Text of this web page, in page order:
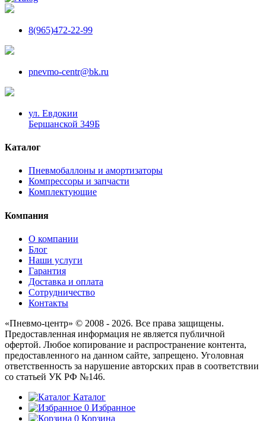
8(965)472-22-99
pnevmo-centr@bk.ru
ул. Евдокии
Бершанской 349Б
Каталог
Пневмобаллоны и амортизаторы
Компрессоры и запчасти
Комплектующие
Компания
О компании
Блог
Наши услуги
Гарантия
Доставка и оплата
Сотрудничество
Контакты
«Пневмо-центр» © 2008 - 2026. Все права защищены.
Предоставленная информация не является публичной
офертой. Любое копирование и распространение контента,
предоставленного на данном сайте, запрещено. Уголовная
ответственность за нарушение авторских прав в соответствии
со статьей УК РФ №146.
Каталог
0 Избранное
0 Корзина